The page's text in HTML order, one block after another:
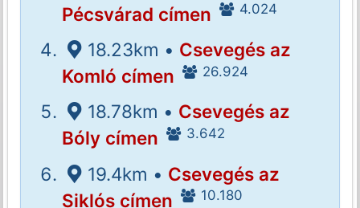
Pécsvárad címen
4.024
18.23km • Csevegés az
Komló címen
26.924
18.78km • Csevegés az
Bóly címen
3.642
19.4km • Csevegés az
Siklós címen
10.180